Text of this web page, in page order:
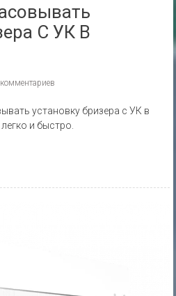
С УК В
установку бризера с УК в
и быстро.